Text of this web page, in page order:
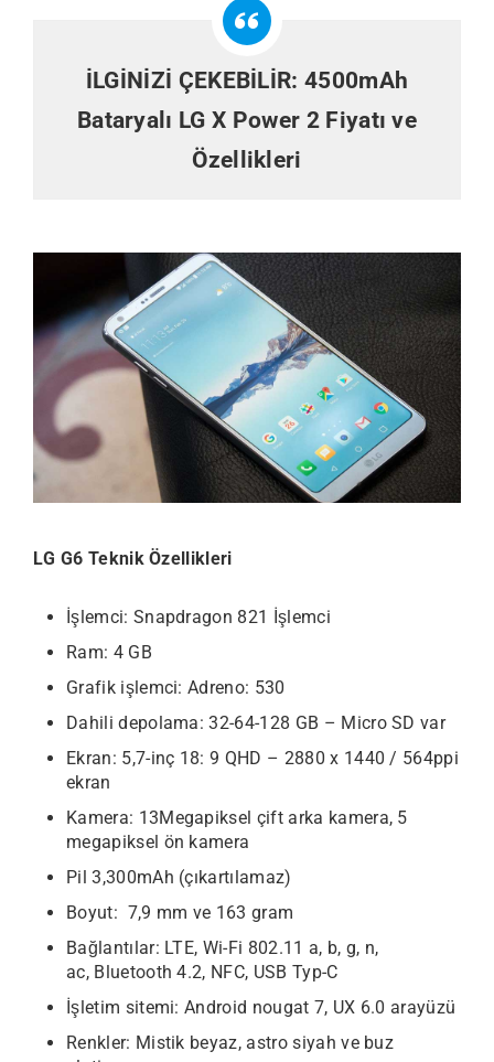
İLGİNİZİ ÇEKEBİLİR:4500mAh
Bataryalı LG X Power 2 Fiyatı ve
Özellikleri
LG G6 Teknik Özellikleri
İşlemci: Snapdragon 821 İşlemci
Ram: 4 GB
Grafik işlemci: Adreno: 530
Dahili depolama: 32-64-128 GB – Micro SD var
Ekran: 5,7-inç 18: 9 QHD – 2880 x 1440 / 564ppi
ekran
Kamera: 13Megapiksel çift arka kamera, 5
megapiksel ön kamera
Pil 3,300mAh (çıkartılamaz)
Boyut: 7,9 mm ve 163 gram
Bağlantılar: LTE, Wi-Fi 802.11 a, b, g, n,
ac, Bluetooth 4.2, NFC, USB Typ-C
İşletim sitemi: Android nougat 7, UX 6.0 arayüzü
Renkler: Mistik beyaz, astro siyah ve buz